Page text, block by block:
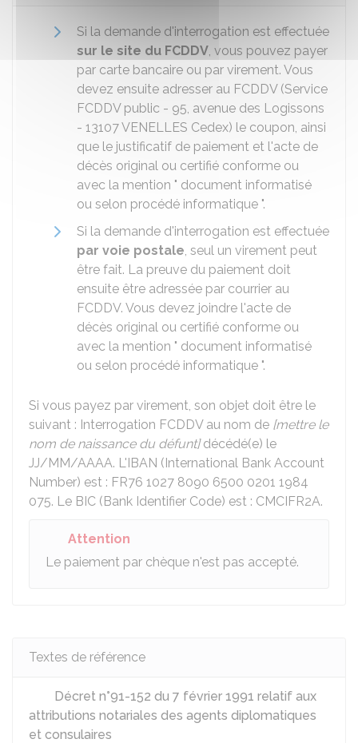
Si la demande d'interrogation est effectuée
sur le site du FCDDV, vous pouvez payer
par carte bancaire ou par virement. Vous
devez ensuite adresser au FCDDV (Service
FCDDV public - 95, avenue des Logissons
- 13107 VENELLES Cedex) le coupon, ainsi
que le justificatif de paiement et l'acte de
décès original ou certifié conforme ou
avec la mention " document informatisé
ou selon procédé informatique ".
Si la demande d'interrogation est effectuée
par voie postale, seul un virement peut
être fait. La preuve du paiement doit
ensuite être adressée par courrier au
FCDDV. Vous devez joindre l'acte de
décès original ou certifié conforme ou
avec la mention " document informatisé
ou selon procédé informatique ".
Si vous payez par virement, son objet doit être le
suivant : Interrogation FCDDV au nom de [mettre le
nom de naissance du défunt]décédé(e) le
JJ/MM/AAAA. L'IBAN (International Bank Account
Number) est : FR76 1027 8090 6500 0201 1984
075. Le BIC (Bank Identifier Code) est : CMCIFR2A.
Attention
Le paiement par chèque n'est pas accepté.
Textes de référence
Décret n°91-152 du 7 février 1991 relatif aux
attributions notariales des agents diplomatiques
et consulaires